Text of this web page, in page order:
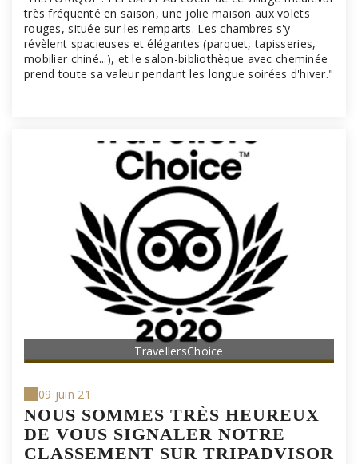
très fréquenté en saison, une jolie maison aux volets
rouges, située sur les remparts. Les chambres s'y
révèlent spacieuses et élégantes (parquet, tapisseries,
mobilier chiné...), et le salon-bibliothèque avec cheminée
prend toute sa valeur pendant les longue soirées d'hiver."
TravellersChoice
09 juin 21
NOUS SOMMES TRÈS HEUREUX
DE VOUS SIGNALER NOTRE
CLASSEMENT SUR TRIPADVISOR